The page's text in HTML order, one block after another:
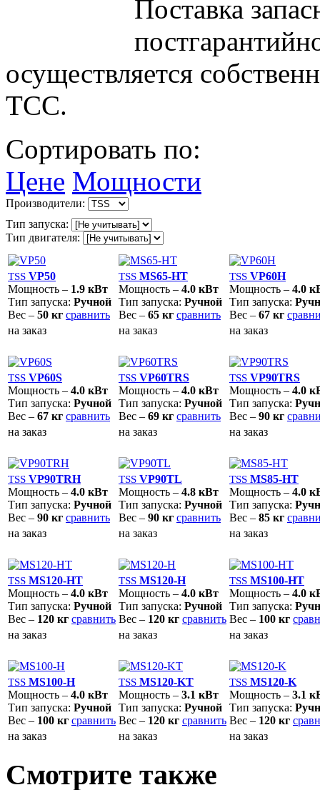
Поставка
осуществляется
ТСС.
Сортировать по:
Цене Мощности
Производители:
Тип запуска:
Тип двигателя:
TSS VP50
Мощность – 1.9 кВт
Тип запуска: Ручной
Вес – 50 кг сравнить
TSS MS65-HT
Мощность – 4.0 кВт
Тип запуска: Ручной
Вес – 65 кг сравнить
TSS VP60H
Мощность – 4.0
Тип запуска:
Вес – 67 кг
на заказ
на заказ на заказ
TSS VP60S
Мощность – 4.0 кВт
Тип запуска: Ручной
Вес – 67 кг сравнить
TSS VP60TRS
Мощность – 4.0 кВт
Тип запуска: Ручной
Вес – 69 кг сравнить
TSS VP90TRS
Мощность – 4.0
Тип запуска:
Вес – 90 кг
на заказ
на заказ на заказ
TSS VP90TRH
Мощность – 4.0 кВт
Тип запуска: Ручной
Вес – 90 кг сравнить
TSS VP90TL
Мощность – 4.8 кВт
Тип запуска: Ручной
Вес – 90 кг сравнить
TSS MS85-HT
Мощность – 4.0
Тип запуска:
Вес – 85 кг
на заказ
на заказ на заказ
TSS MS120-HT
Мощность – 4.0 кВт
Тип запуска: Ручной
Вес – 120 кг сравнить
TSS MS120-H
Мощность – 4.0 кВт
Тип запуска: Ручной
Вес – 120 кг сравнить
TSS MS100-HT
Мощность – 4.0
Тип запуска:
Вес – 100 кг
на заказ
на заказ на заказ
TSS MS100-H
Мощность – 4.0 кВт
Тип запуска: Ручной
Вес – 100 кг сравнить
TSS MS120-KT
Мощность – 3.1 кВт
Тип запуска: Ручной
Вес – 120 кг сравнить
TSS MS120-K
Мощность – 3.1
Тип запуска:
Вес – 120 кг
на заказ
на заказ на заказ
Смотрите также